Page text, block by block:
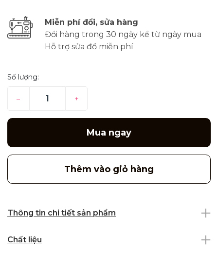
Miễn phí đổi, sửa hàng
Đổi hàng trong 30 ngày kể từ ngày mua
Hỗ trợ sửa đồ miễn phí
Số lượng:
– +
Mua ngay
Thêm vào giỏ hàng
Thông tin chi tiết sản phẩm
Chất liệu